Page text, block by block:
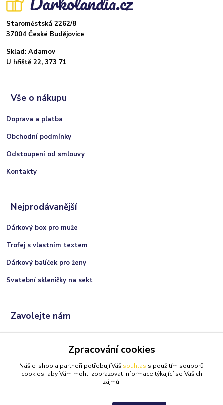
Staroměstská 2262/8
37004 České Budějovice
Sklad: Adamov
U hřiště 22, 373 71
Vše o nákupu
Doprava a platba
Obchodní podmínky
Odstoupení od smlouvy
Kontakty
Nejprodávanější
Dárkový box pro muže
Trofej s vlastním textem
Dárkový balíček pro ženy
Svatební skleničky na sekt
Zavolejte nám
(Po-Ne, 9:00 - 21:00 hod.)
info@darkolandia.cz
Zpracování cookies
Náš e-shop a partneři potřebují Váš souhlas s použitím souborů
cookies, aby Vám mohli zobrazovat informace týkající se Vašich
zájmů.